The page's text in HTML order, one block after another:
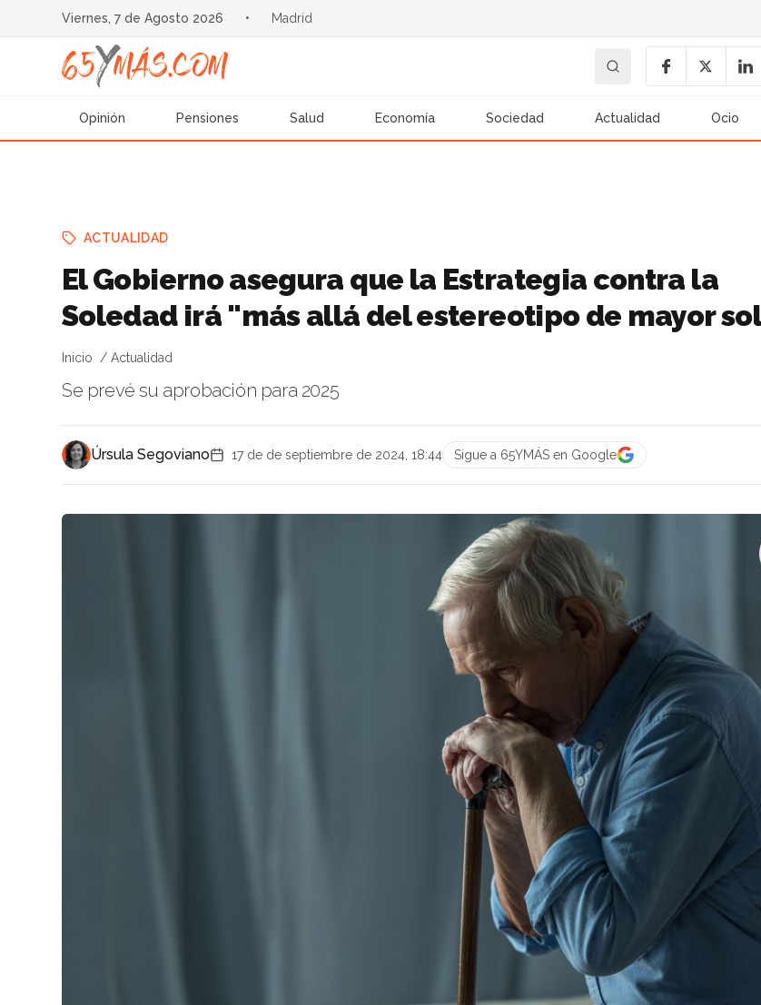
Viernes, 7 de Agosto 2026 • Madrid
Opinión Pensiones Salud Economía Sociedad Actualidad Ocio
ACTUALIDAD
El Gobierno asegura que la Estrategia contra la
Soledad irá "más allá del estereotipo de mayor
Inicio Actualidad
Se prevé su aprobación para 2025
Úrsula Segoviano 17 de de septiembre de 2024, 18:44 Sigue a 65YMÁS en Google